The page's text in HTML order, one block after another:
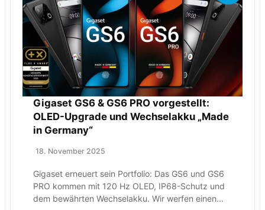
Gigaset GS6 & GS6 PRO vorgestellt:
OLED-Upgrade und Wechselakku „Made
in Germany“
18. November 2025
Gigaset erneuert sein Portfolio: Das GS6 und GS6
PRO kommen mit 120 Hz OLED, IP68-Schutz und
dem bewährten Wechselakku. Wir werfen einen...